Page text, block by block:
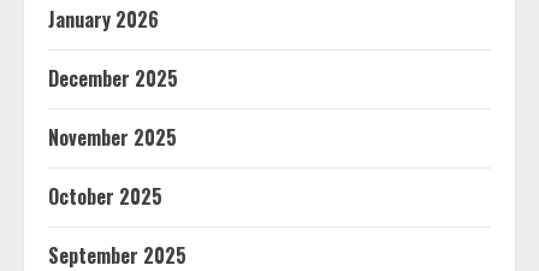
January 2026
December 2025
November 2025
October 2025
September 2025